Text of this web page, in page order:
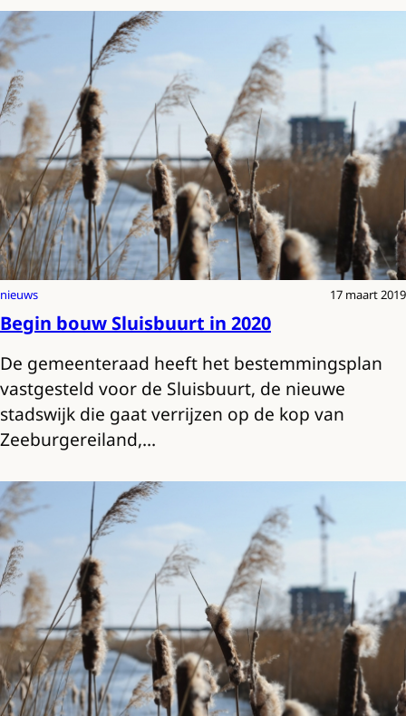
nieuws 17 maart 2019
Begin bouw Sluisbuurt in 2020
De gemeenteraad heeft het bestemmingsplan
vastgesteld voor de Sluisbuurt, de nieuwe
stadswijk die gaat verrijzen op de kop van
Zeeburgereiland,…